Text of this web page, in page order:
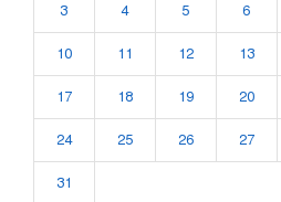
3 4 5 6
10 11 12 13
17 18 19 20
24 25 26 27
31